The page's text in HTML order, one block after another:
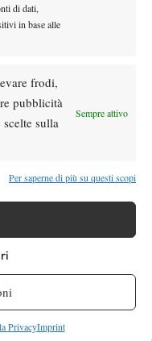
di dati,
in base alle
frodi,
pubblicità
sulla
Sempre attivo
Per saperne di più su questi scopi
PrivacyImprint
sentire;
quando nel secondo
la notizia della
prima di lanciare